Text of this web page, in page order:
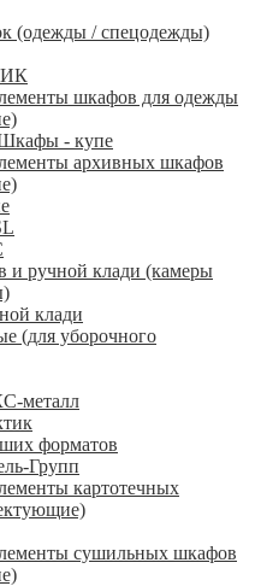
(одежды / спецодежды)
шкафов для одежды
- купе
архивных шкафов
и ручной клади (камеры
клади
(для уборочного
металл
форматов
Групп
картотечных
сушильных шкафов